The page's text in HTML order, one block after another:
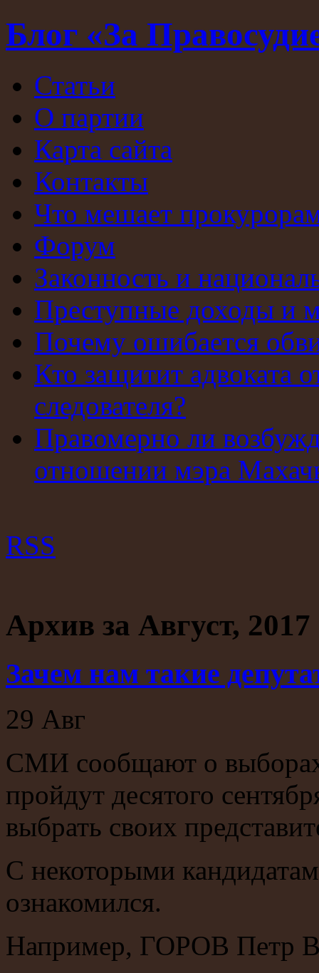
Блог «За
Статьи
О партии
Карта сайта
Контакты
Что мешает
Форум
Законность и
Преступные доходы и
Почему ошибается
Кто защитит адвоката
следователя?
Правомерно ли
отношении мэра
RSS
Архив за Август, 2017
Зачем нам такие
29 Авг
СМИ сообщают о
пройдут десятого
выбрать своих
С некоторыми
ознакомился.
Например, ГОРОВ Петр